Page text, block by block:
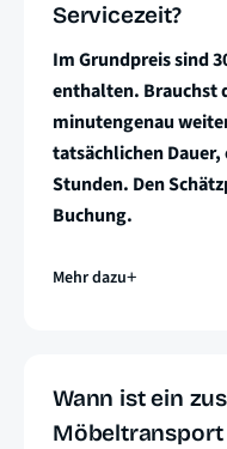
Servicezeit?
Im Grundpreis sind
enthalten. Brauchst
minutengenau
tatsächlichen
Stunden. Den
Buchung.
Mehr dazu
Wann ist ein
Möbeltransport